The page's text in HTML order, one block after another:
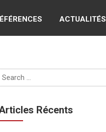
ACTUALITÉS
Récents